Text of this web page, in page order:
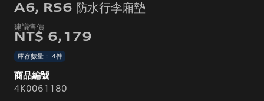
A6, RS6 防水行李廂墊
NT$ 6,179
庫存數量： 4件
商品編號
4K0061180